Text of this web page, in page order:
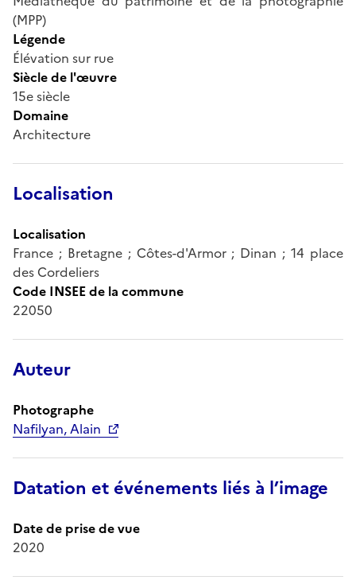
(MPP)
Légende
Élévation sur rue
Siècle de l'œuvre
15e siècle
Domaine
Architecture
Localisation
Localisation
France ; Bretagne ; Côtes-d'Armor ; Dinan ; 14 place
des Cordeliers
Code INSEE de la commune
22050
Auteur
Photographe
Nafilyan, Alain
Datation et événements liés à l’image
Date de prise de vue
2020